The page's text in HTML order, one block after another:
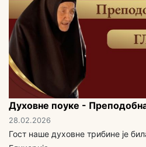
Духовне поуке - Преподобна
28.02.2026
Гост наше духовне трибине је